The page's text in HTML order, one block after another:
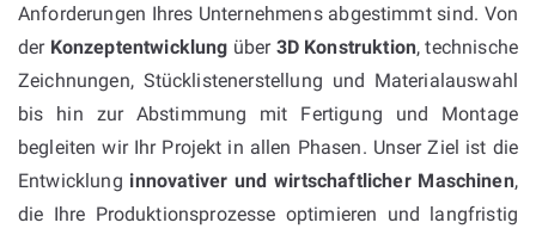
Anforderungen Ihres Unternehmens abgestimmt sind. Von
der Konzeptentwicklung über 3D Konstruktion, technische
Zeichnungen, Stücklistenerstellung und Materialauswahl
bis hin zur Abstimmung mit Fertigung und Montage
begleiten wir Ihr Projekt in allen Phasen. Unser Ziel ist die
Entwicklung innovativer und wirtschaftlicher Maschinen,
die Ihre Produktionsprozesse optimieren und langfristig